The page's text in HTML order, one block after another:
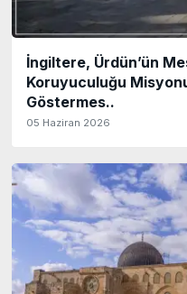
İngiltere, Ürdün’ün
Koruyuculuğu
Göstermes..
05 Haziran 2026